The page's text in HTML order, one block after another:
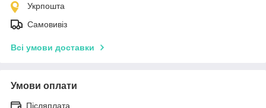
Укрпошта
Самовивіз
Всі умови доставки
Умови оплати
Післяплата